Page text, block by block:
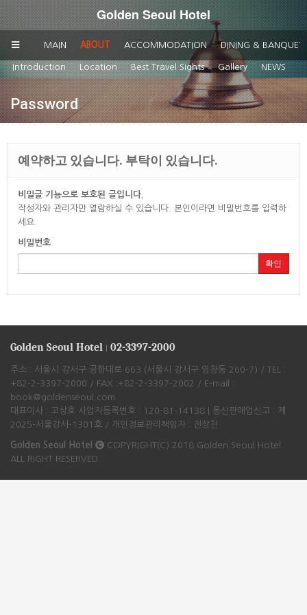
Golden Seoul Hotel
MAIN ABOUT ACCOMMODATION DINING & BANQUET
Introduction Location Best Travel Sights Gallery NEWS
Password
예약하고 있습니다. 부탁이 있습니다.
비밀글 기능으로 보호된 글입니다.
작성자와 관리자만 열람하실 수 있습니다. 본인이라면 비밀번호를 입력하
세요.
비밀번호
확인
Golden Seoul Hotel 02-3397-2000
주소 : 서울시 강서구 공항대로 663 (서울시 강서구 염창동 260-7) / TEL :
+82-2-3397-2000 / FAX :+82-2-3397-2002 / E-mail :
book@goldenseoul.com
대표이사 : 고상호 사업자등록번호 : 120-81-14138 | 통신판매업신고 : 제
2025-서울강서-1301호 / 개인정보관리책임자 : 전상천
Golden Seoul Hotel
COPYRIGHT(C) 2018 Golden Seoul Hotel.
ALL RIGHT RESERVED.